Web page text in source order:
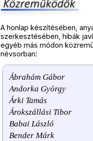
A honlap készítésében,
szerkesztésében, hibák
egyéb más módon
névsorban:
Ábrahám Gábor
Andorka György
Árki Tamás
Árokszállási Tibor
Babai László
Bender Márk